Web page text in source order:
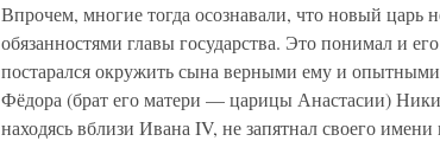
Впрочем, многие тогда осознавали, что новый царь
обязанностями главы государства. Это понимал и
постарался окружить сына верными ему и
Фёдора (брат его матери — царицы Анастасии)
находясь вблизи Ивана IV, не запятнал своего